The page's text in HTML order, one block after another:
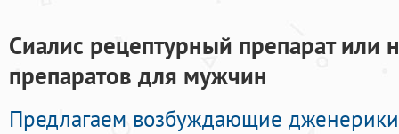
Сиалис рецептурный препарат или
препаратов для мужчин
Предлагаем возбуждающие